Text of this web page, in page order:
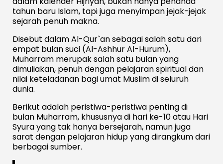
tahun baru Islam, tapi juga menyimpan jejak-jejak
sejarah penuh makna.
Disebut dalam Al-Qur`an sebagai salah satu dari
empat bulan suci (Al-Ashhur Al-Hurum),
Muharram merupak salah satu bulan yang
dimuliakan, penuh dengan pelajaran spiritual dan
nilai keteladanan bagi umat Muslim di seluruh
dunia.
Berikut adalah peristiwa-peristiwa penting di
bulan Muharram, khususnya di hari ke-10 atau Hari
Syura yang tak hanya bersejarah, namun juga
sarat dengan pelajaran hidup yang dirangkum dari
berbagai sumber.